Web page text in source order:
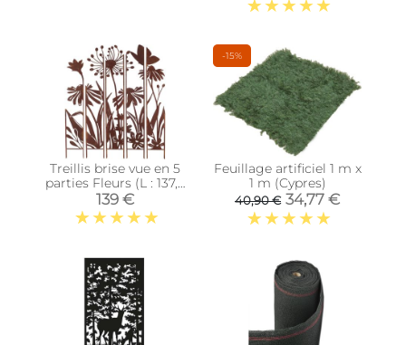
Treillis brise vue en 5
parties Fleurs (L : 137,5
x 1,5 x 170 cm)
139 €
-15%
Feuillage artificiel 1 m x
1 m (Cypres)
40,90 € 34,77 €